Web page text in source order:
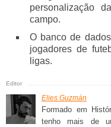
personalização
campo.
O banco de
jogadores de
ligas.
Elies Guzmán
Formado em
tenho mais de